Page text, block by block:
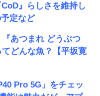
』らしさを維持し
定など
あつまれ どうぶつ
どんな魚？【平坂寛
Pro 5G」をチェッ